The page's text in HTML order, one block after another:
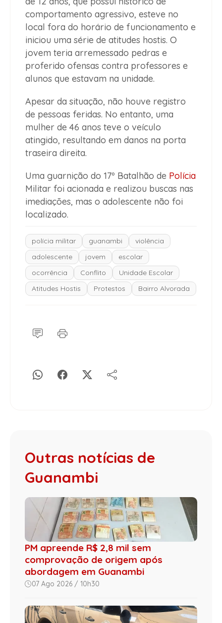
comportamento agressivo, esteve no
local fora do horário de funcionamento e
iniciou uma série de atitudes hostis. O
jovem teria arremessado pedras e
proferido ofensas contra professores e
alunos que estavam na unidade.
Apesar da situação, não houve registro
de pessoas feridas. No entanto, uma
mulher de 46 anos teve o veículo
atingido, resultando em danos na porta
traseira direita.
Uma guarnição do 17º Batalhão de Polícia
Militar foi acionada e realizou buscas nas
imediações, mas o adolescente não foi
localizado.
polícia militar guanambi
violência
adolescente
jovem
escolar
ocorrência
Conflito
Unidade Escolar
Atitudes Hostis
Protestos Bairro Alvorada
Outras notícias de
Guanambi
PM apreende R$ 2,8 mil sem
comprovação de origem após
abordagem em Guanambi
07 Ago 2026 / 10h30